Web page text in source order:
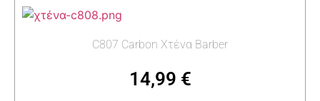
C807 Carbon Χτένα Barber
14,99 €